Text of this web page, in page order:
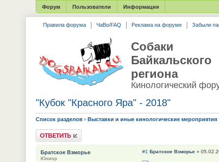
Форум Пользователи Информация
Правила форума ЧаВо/FAQ Реклама на форуме Забыли
Собаки
Байкальского
региона
Кинологический
"Кубок "Красного Яра" - 2018"
Список разделов › Выставки и иные кинологические мероприятия
Ответить
#1 Братское Взморье»
Братское Взморье
Юниор